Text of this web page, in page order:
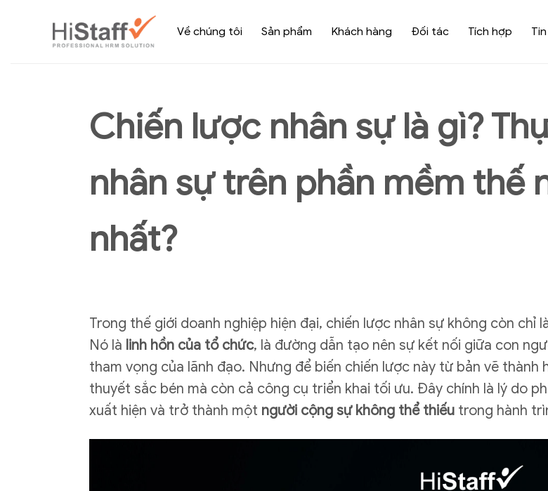
Về chúng tôi Sản phẩm Khách hàng Đối tác Tích hợp
Chiến lược nhân sự là gì?
nhân sự trên phần mềm thế
nhất?
Trong thế giới doanh nghiệp hiện đại, chiến lược nhân sự không còn chỉ
Nó là linh hồn của tổ chức, là đường dẫn tạo nên sự kết nối giữa con
tham vọng của lãnh đạo. Nhưng để biến chiến lược này từ bản vẽ
thuyết sắc bén mà còn cả công cụ triển khai tối ưu. Đây chính là lý do
xuất hiện và trở thành một người cộng sự không thể thiếu trong hành